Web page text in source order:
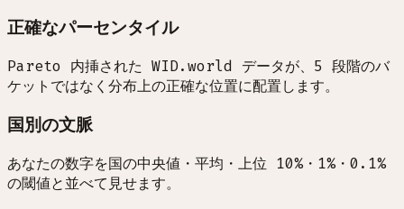
正確なパーセンタイル
Pareto 内挿された WID.world データが、5 段階のバ
ケットではなく分布上の正確な位置に配置します。
国別の文脈
あなたの数字を国の中央値・平均・上位 10%・1%・0.1%
の閾値と並べて見せます。